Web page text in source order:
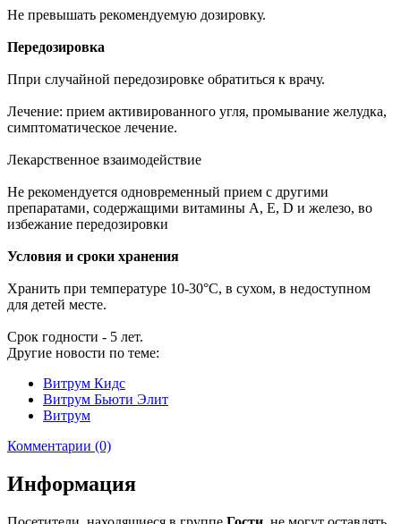
Не превышать рекомендуемую дозировку.
Передозировка
Ппри случайной передозировке обратиться к врачу.
Лечение: прием активированного угля, промывание желудка,
симптоматическое лечение.
Лекарственное взаимодействие
Не рекомендуется одновременный прием с другими
препаратами, содержащими витамины А, Е, D и железо, во
избежание передозировки
Условия и сроки хранения
Хранить при температуре 10-30°С, в сухом, в недоступном
для детей месте.
Срок годности - 5 лет.
Другие новости по теме:
Витрум Кидс
Витрум Бьюти Элит
Витрум
Комментарии (0)
Информация